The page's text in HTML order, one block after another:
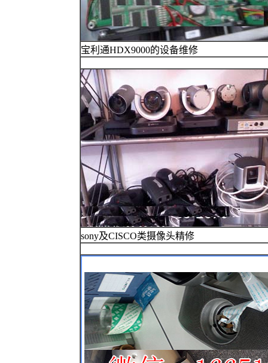
宝利通HDX9000的设备维修
sony及CISCO类摄像头精修